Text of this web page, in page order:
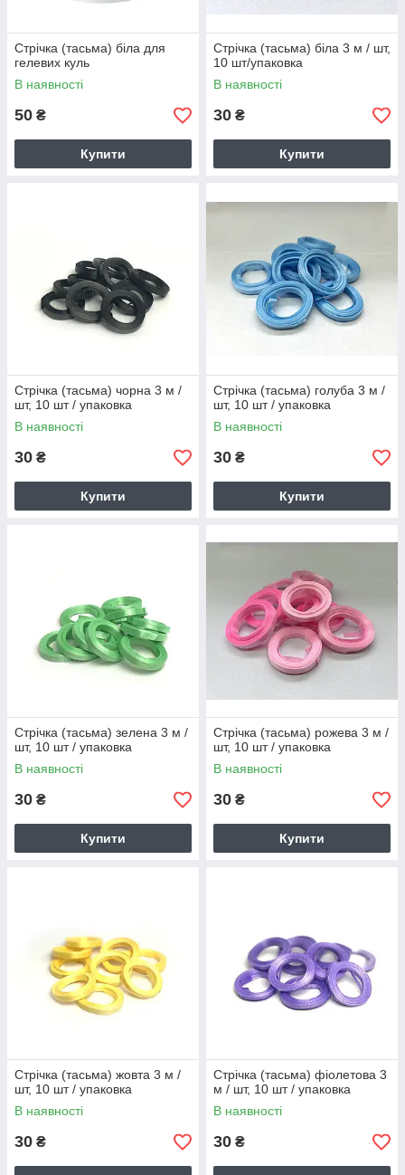
Стрічка (тасьма) біла для
гелевих куль
В наявності
50 ₴
Купити
Стрічка (тасьма) біла 3 м / шт,
10 шт/упаковка
В наявності
30 ₴
Купити
Стрічка (тасьма) чорна 3 м /
шт, 10 шт / упаковка
В наявності
30 ₴
Купити
Стрічка (тасьма) голуба 3 м /
шт, 10 шт / упаковка
В наявності
30 ₴
Купити
Стрічка (тасьма) зелена 3 м /
шт, 10 шт / упаковка
В наявності
30 ₴
Купити
Стрічка (тасьма) рожева 3 м /
шт, 10 шт / упаковка
В наявності
30 ₴
Купити
Стрічка (тасьма) жовта 3 м /
шт, 10 шт / упаковка
В наявності
30 ₴
Стрічка (тасьма) фіолетова 3
м / шт, 10 шт / упаковка
В наявності
30 ₴